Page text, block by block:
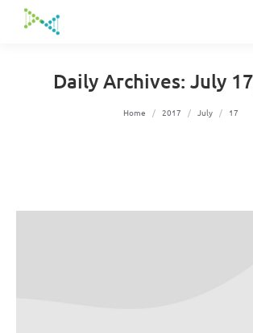
Daily Archives: July
You are here:
Home 2017 July 17